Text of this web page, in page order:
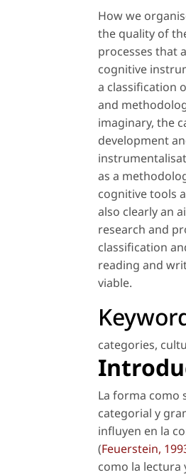
How we
the quality of
processes that
cognitive
a classification
and
imaginary, the
development
as a
cognitive tools
also clearly an
research and
classification
reading and
viable.
categories,
La forma como
categorial y
influyen en la
(Feuerstein,
como la lectura